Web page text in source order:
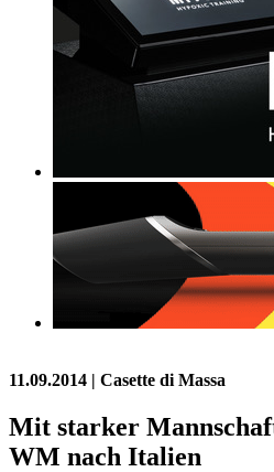
11.09.2014 | Casette di Massa
Mit starker
WM nach Italien